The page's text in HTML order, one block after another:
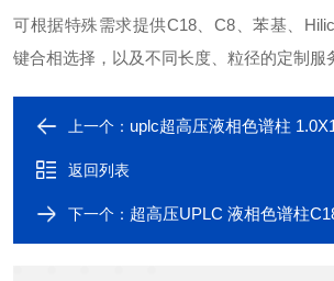
可根据特殊需求提供C18、C8、苯基、
键合相选择，以及不同长度、粒径的定制服
上一个： uplc超高压液相色谱柱
返回列表
下一个： 超高压UPLC 液相色谱柱C18